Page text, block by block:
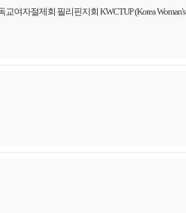
여자절제회 필리핀지회 KWCTUP (Korea Woman's